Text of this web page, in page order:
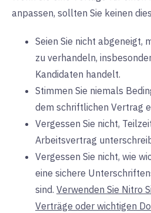
anpassen, sollten Sie keinen
Seien Sie nicht abgeneigt,
zu verhandeln,
Kandidaten handelt.
Stimmen Sie niemals
dem schriftlichen Vertrag
Vergessen Sie nicht,
Arbeitsvertrag
Vergessen Sie nicht, wie
eine sichere
sind. Verwenden Sie Nitro
Verträge oder wichtigen